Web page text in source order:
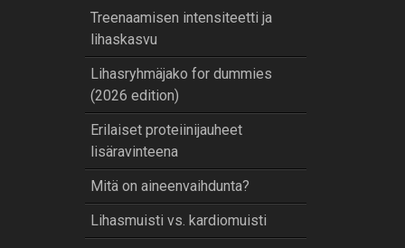
Treenaamisen intensiteetti ja
lihaskasvu
Lihasryhmäjako for dummies
(2026 edition)
Erilaiset proteiinijauheet
lisäravinteena
Mitä on aineenvaihdunta?
Lihasmuisti vs. kardiomuisti